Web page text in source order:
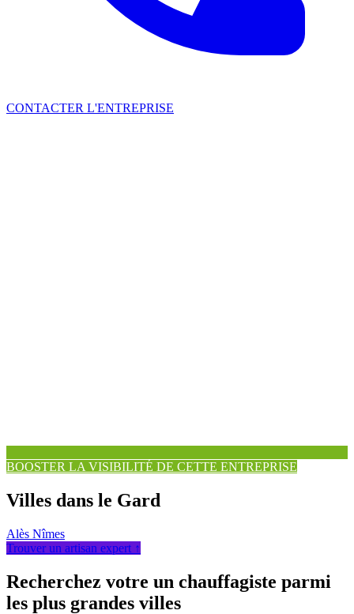
CONTACTER L'ENTREPRISE
BOOSTER LA VISIBILITÉ DE CETTE ENTREPRISE
Villes dans le Gard
Alès Nîmes
Trouver un artisan expert ↑
Recherchez votre un chauffagiste parmi
les plus grandes villes